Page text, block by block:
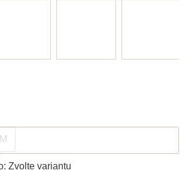
M
Zvolte variantu